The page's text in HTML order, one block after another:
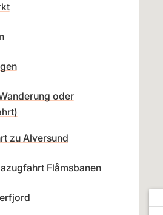
oder
zu Alversund
Flåmsbanen